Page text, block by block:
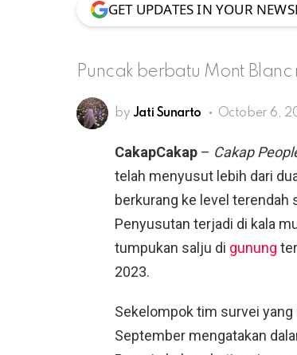
GET UPDATES IN YOUR
Puncak berbatu Mont
by Jati Sunarto October 6,
CakapCakap – Cakap
telah menyusut lebih dari
berkurang ke level terendah
Penyusutan terjadi di kala
tumpukan salju di gunung
2023.
Sekelompok tim survei
September mengatakan